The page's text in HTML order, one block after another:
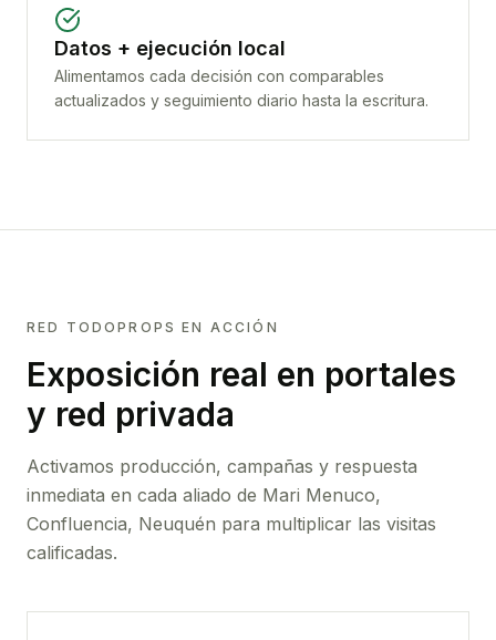
Datos + ejecución local
Alimentamos cada decisión con comparables
actualizados y seguimiento diario hasta la escritura.
RED TODOPROPS EN ACCIÓN
Exposición real en portales
y red privada
Activamos producción, campañas y respuesta
inmediata en cada aliado de Mari Menuco,
Confluencia, Neuquén para multiplicar las visitas
calificadas.